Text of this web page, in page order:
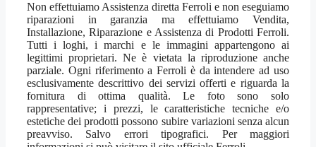
Non effettuiamo Assistenza diretta Ferroli e non eseguiamo
riparazioni in garanzia ma effettuiamo Vendita,
Installazione, Riparazione e Assistenza di Prodotti Ferroli.
Tutti i loghi, i marchi e le immagini appartengono ai
legittimi proprietari. Ne è vietata la riproduzione anche
parziale. Ogni riferimento a Ferroli è da intendere ad uso
esclusivamente descrittivo dei servizi offerti e riguarda la
fornitura di ottima qualità. Le foto sono solo
rappresentative; i prezzi, le caratteristiche tecniche e/o
estetiche dei prodotti possono subire variazioni senza alcun
preavviso. Salvo errori tipografici. Per maggiori